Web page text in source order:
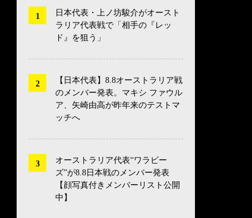
日本代表・上ノ坊駿介がオースト
ラリア代表戦で「相手の『レッ
ド』を狙う」
【日本代表】8.8オーストラリア戦
のメンバー発表。マキシ ファウル
ア、矢崎由高が昨年来のテストマ
ッチへ
オーストラリア代表“ワラビー
ズ”が8.8日本戦のメンバー発表
【顔写真付きメンバーリスト公開
中】